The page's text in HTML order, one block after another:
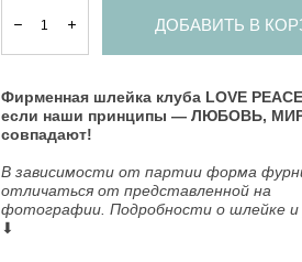
ДОБАВИТЬ В
Фирменная шлейка клуба LOVE
если наши принципы — ЛЮБОВЬ,
совпадают!
В зависимости от партии форма
отличаться от представленной на
фотографии. Подробности о шлейке и
⬇